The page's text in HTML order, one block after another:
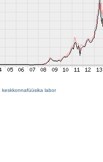
keskkonnafüüsika labor